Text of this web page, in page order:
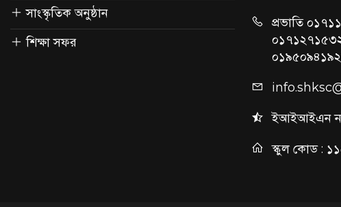
সাংস্কৃতিক অনুষ্ঠান
শিক্ষা সফর
প্রভাতি
ইআইআইএন
স্কুল কোড :